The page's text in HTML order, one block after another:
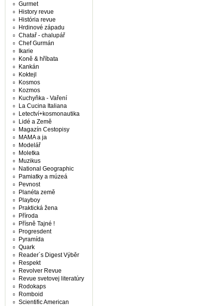
Gurmet
History revue
História revue
Hrdinové západu
Chatař - chalupář
Chef Gurmán
Ikarie
Koně & hříbata
Kankán
Koktejl
Kosmos
Kozmos
Kuchyňka - Vaření
La Cucina Italiana
Letectví+kosmonautika
Lidé a Země
Magazín Cestopisy
MAMA a ja
Modelář
Moletka
Muzikus
National Geographic
Pamiatky a múzeá
Pevnost
Planéta země
Playboy
Praktická žena
Příroda
Přísně Tajné !
Progresdent
Pyramída
Quark
Reader´s Digest Výběr
Respekt
Revolver Revue
Revue svetovej literatúry
Rodokaps
Romboid
Scientific American